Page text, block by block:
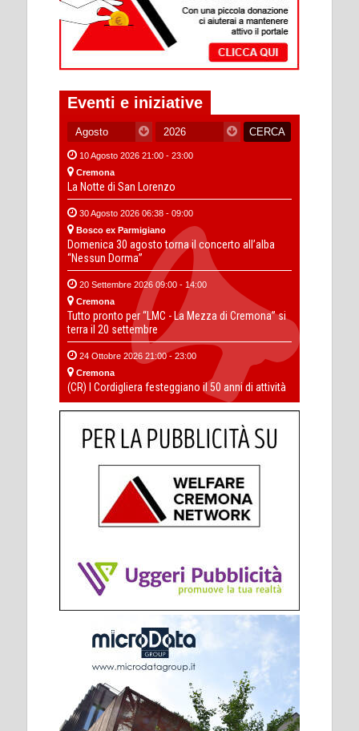
Eventi e iniziative
10 Agosto 2026 21:00 - 23:00
Cremona
La Notte di San Lorenzo
30 Agosto 2026 06:38 - 09:00
Bosco ex Parmigiano
Domenica 30 agosto torna il concerto all’alba
“Nessun Dorma”
20 Settembre 2026 09:00 - 14:00
Cremona
Tutto pronto per “LMC - La Mezza di Cremona” si
terra il 20 settembre
24 Ottobre 2026 21:00 - 23:00
Cremona
(CR) I Cordigliera festeggiano il 50 anni di attività